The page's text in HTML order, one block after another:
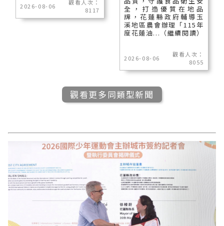
2026-08-06
觀看人次：
8117
全，打造優質在地品
牌，花蓮縣政府輔導玉
溪地區農會辦理「115年
度花蓮油...（繼續閱讀）
2026-08-06
觀看人次：
8055
觀看更多同類型新聞